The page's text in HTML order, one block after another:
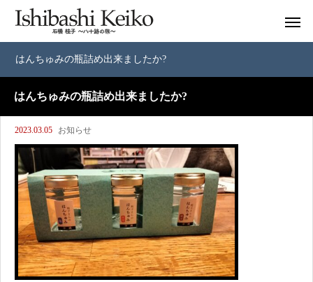
はんちゅみの瓶詰め出来ましたか?
はんちゅみの瓶詰め出来ましたか?
2023.03.05 お知らせ